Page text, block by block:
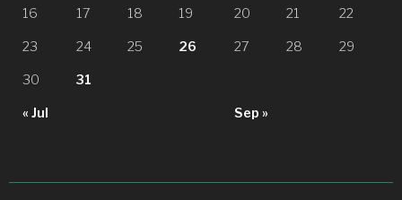
« Jul Sep »
16 17 18 19 20 21 22
23 24 25 26 27 28 29
30 31